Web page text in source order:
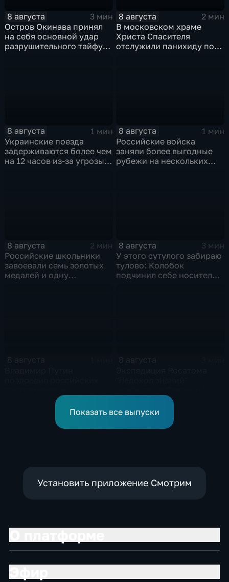
8 августа
3 мин
Остров Окинава принял
на себя основной удар
разрушительного тайфуна
8 августа
2 мин
В московском храме
Христа Спасителя
отслужили панихиду по
8 августа
1 мин
Украинские поезда
задерживаются более чем
на 12 часов из-за угрозы
8 августа
1 мин
Российские войска
заняли более выгодные
рубежи на нескольких
8 августа
2 мин
Российские школьники
завоевали семь золотых
медалей и одну
8 августа
3 мин
У этого сутулого забираю
тулово: Колобок
подчинил себе носителя в
физкультурников с
профессиональнымПоказать все выпуски
Установить приложение Смотрим